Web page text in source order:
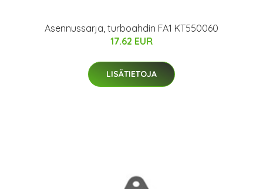
Asennussarja, turboahdin FA1 KT550060
17.62 EUR
LISÄTIETOJA